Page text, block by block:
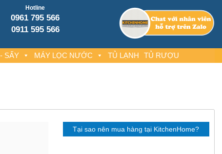
Hotline
0961 795 566
0911 595 566
SẤY MÁY LỌC NƯỚC TỦ LẠNH TỦ RƯỢU
Tại sao nên mua hàng tại KitchenHome?